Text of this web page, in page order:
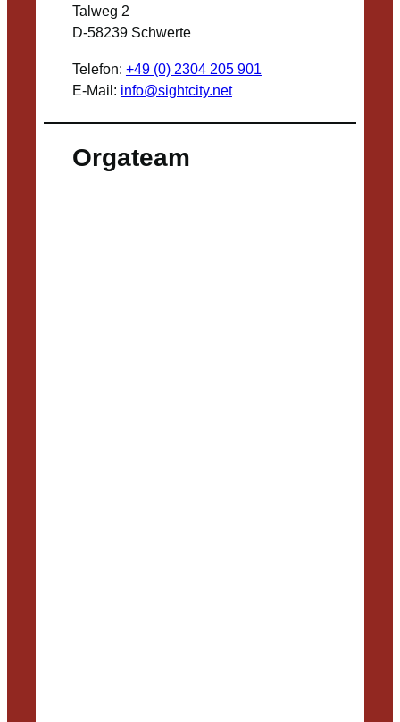
Talweg 2
D-58239 Schwerte
Telefon: +49 (0) 2304 205 901
E-Mail: info@sightcity.net
Orgateam